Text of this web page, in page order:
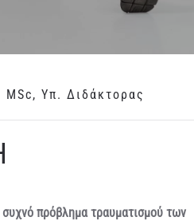
MSc, Υπ. Διδάκτορας
συχνό πρόβλημα τραυματισμού των